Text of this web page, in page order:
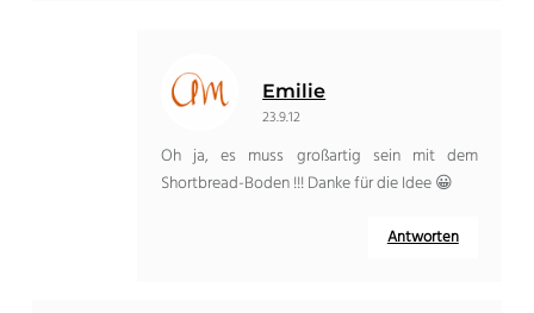
Emilie
23.9.12
Oh ja, es muss großartig sein mit dem
Shortbread-Boden !!! Danke für die Idee 😀
Antworten